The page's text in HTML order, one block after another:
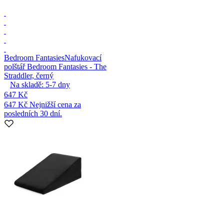
Bedroom FantasiesNafukovací
polštář Bedroom Fantasies - The
Straddler, černý
Na skladě: 5-7 dny
647 Kč
647 Kč Nejnižší cena za
posledních 30 dní.